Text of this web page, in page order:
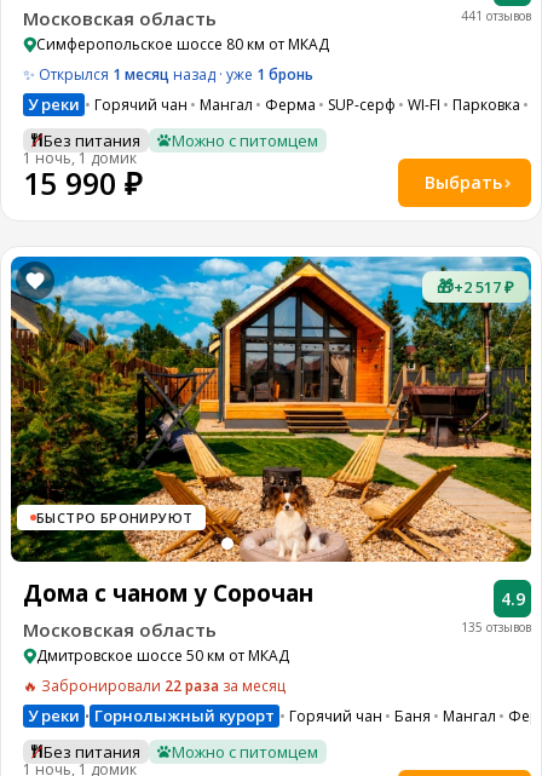
441 отзывов
Московская область
Симферопольское шоссе 80 км от МКАД
✨ Открылся 1 месяц назад · уже 1 бронь
У реки Горячий чан Мангал Ферма SUP-серф WI-FI Парковка
Без питания Можно с питомцем
1 ночь, 1 домик
15 990 ₽ Выбрать
🎁+2 517 ₽
БЫСТРО БРОНИРУЮТ
135 отзывов
4.9
Дома с чаном у Сорочан
Московская область
Дмитровское шоссе 50 км от МКАД
🔥 Забронировали 22 раза за месяц
У реки • Горнолыжный курорт Горячий чан Баня Мангал
Без питания Можно с питомцем
1 ночь, 1 домик